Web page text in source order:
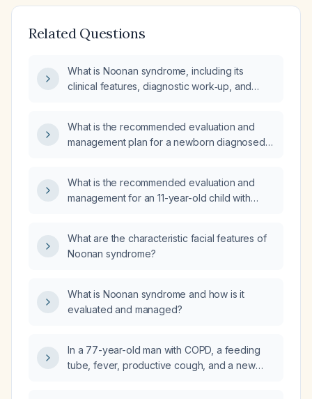
Related Questions
What is Noonan syndrome, including its
clinical features, diagnostic work‑up, and
What is the recommended evaluation and
management plan for a newborn diagnosed
What is the recommended evaluation and
management for an 11-year-old child with
What are the characteristic facial features of
Noonan syndrome?
What is Noonan syndrome and how is it
evaluated and managed?
In a 77-year-old man with COPD, a feeding
tube, fever, productive cough, and a new